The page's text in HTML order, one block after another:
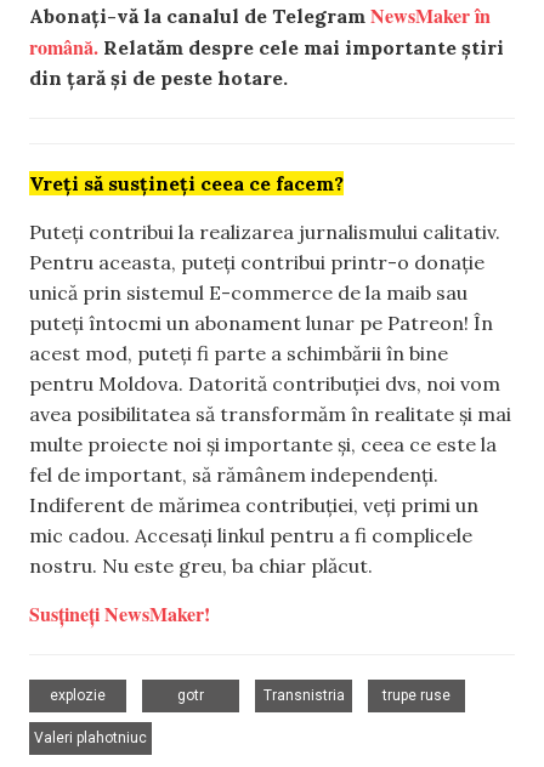
Abonați-vă la canalul de Telegram NewsMaker în
română. Relatăm despre cele mai importante știri
din țară și de peste hotare.
Vreți să susțineți ceea ce facem?
Puteți contribui la realizarea jurnalismului calitativ.
Pentru aceasta, puteți contribui printr-o donație
unică prin sistemul E-commerce de la maib sau
puteți întocmi un abonament lunar pe Patreon! În
acest mod, puteți fi parte a schimbării în bine
pentru Moldova. Datorită contribuției dvs, noi vom
avea posibilitatea să transformăm în realitate și mai
multe proiecte noi și importante și, ceea ce este la
fel de important, să rămânem independenți.
Indiferent de mărimea contribuției, veți primi un
mic cadou. Accesați linkul pentru a fi complicele
nostru. Nu este greu, ba chiar plăcut.
Susțineți NewsMaker!
explozie
gotr
Transnistria
trupe ruse
Valeri plahotniuc